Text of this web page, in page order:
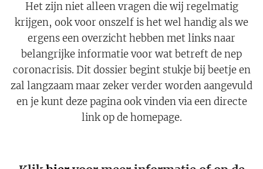
Het zijn niet alleen vragen die wij regelmatig
krijgen, ook voor onszelf is het wel handig als we
ergens een overzicht hebben met links naar
belangrijke informatie voor wat betreft de nep
coronacrisis. Dit dossier begint stukje bij beetje en
zal langzaam maar zeker verder worden aangevuld
en je kunt deze pagina ook vinden via een directe
link op de homepage.